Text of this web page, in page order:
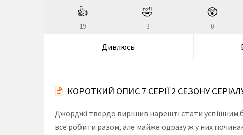
👍
19
🤣
3
😲
0
Дивлюсь
КОРОТКИЙ ОПИС 7 СЕРІЇ 2 СЕЗОНУ
Джорджі твердо вирішив нарешті стати
все робити разом, але майже одразу ж у них